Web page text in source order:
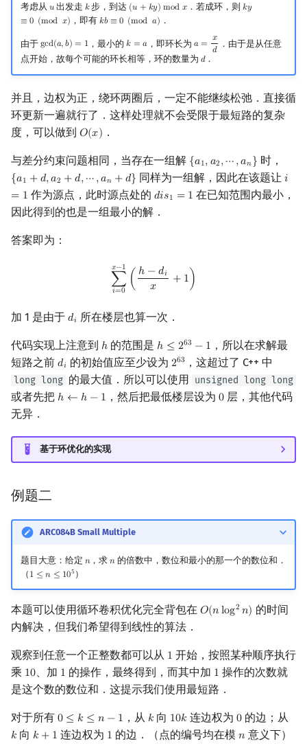
Pell 方程
考虑从 𝑢
u出发走 𝑘
k步，到达 (𝑢 + 𝑘𝑦) mod 𝑥
(u+ky)modx ．若成环，则 𝑘𝑦
≡ 0 (mod 𝑥)
ky≡
，即有 𝑘𝑏 ≡ 0 (mod 𝑎)
kb ≡0(moda) ．
由于 gcd(𝑎,𝑏) = 1
gcd(a, b) =1 ，最小的𝑘 = 𝑎
k =a ，即环长为 𝑎 = 𝑥
𝑑
a=xd
．由于是从任意
点开始，故每个可能的环长相等，环的数量为 𝑑
d．
并且，边权为正，绕环两圈后，一定不能继续松弛．直接循
环更新一遍就行了．这样处理就不会受限于最短路的复杂
度，可以做到 𝑂(𝑥)
O(x) ．
与差分约束问题相同，当存在一组解 {𝑎1,𝑎2,⋯,𝑎𝑛}
{a1,a2,⋯, an} 时，
{𝑎1 +𝑑,𝑎2 +𝑑,⋯,𝑎𝑛 +𝑑}
{a1+ d, a2+d ,⋯,a n+d} 同样为一组解，因此在该题让𝑖
= 1
i
作为源点，此时源点处的 𝑑𝑖𝑠1 = 1
dis1 =1
在已知范围内最小，
因此得到的也是一组最小的解．
答案即为：
𝑥−1
∑
𝑖=0
( ℎ−𝑑𝑖
𝑥 + 1 )
∑i= 0x− 1(h−d )
加 1 是由于 𝑑𝑖
di 所在楼层也算一次．
代码实现上注意到 ℎ
h 的范围是 ℎ ≤ 263 − 1
h ≤2 63−1
，所以在求解最
短路之前 𝑑𝑖
di 的初始值应至少设为 263
263 ，这超过了 C++ 中
long long 的最大值．所以可以使用 unsigned long long
或者先把 ℎ ← ℎ − 1
h ←h −1 ，然后把最低楼层设为 0
0层，其他代码
无异．
基于环优化的实现
例题二
ARC084B Small Multiple
题目大意：给定 𝑛
n，求𝑛
n的倍数中，数位和最小的那一个的数位和．
（ 1 ≤ 𝑛 ≤ 105
1≤n ≤105 ）
本题可以使用循环卷积优化完全背包在 𝑂(𝑛log2 𝑛)
O(nlog2n)
的时间
内解决，但我们希望得到线性的算法．
观察到任意一个正整数都可以从 1
1 开始，按照某种顺序执行
乘 10
10、加 1
1 的操作，最终得到，而其中加 1
1 操作的次数就
是这个数的数位和．这提示我们使用最短路．
对于所有 0 ≤ 𝑘 ≤ 𝑛 − 1
0 ≤k ≤n −1 ，从 𝑘
k 向 10𝑘
10k 连边权为 0
0的边；从
𝑘
k 向 𝑘 + 1
k+1 连边权为 1
1 的边．（点的编号均在模𝑛
n 意义下）